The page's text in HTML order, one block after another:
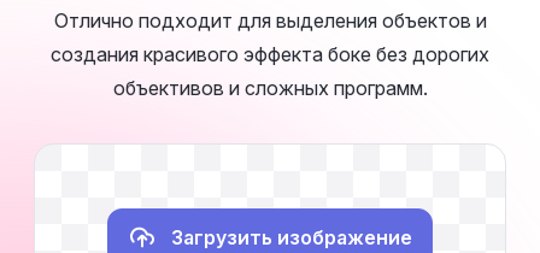
Отлично подходит для выделения объектов и
создания красивого эффекта боке без дорогих
объективов и сложных программ.
Загрузить изображение